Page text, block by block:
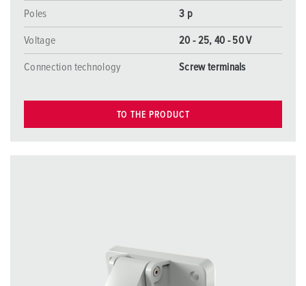
Poles 3 p
Voltage 20 - 25, 40 - 50 V
Connection technology Screw terminals
TO THE PRODUCT